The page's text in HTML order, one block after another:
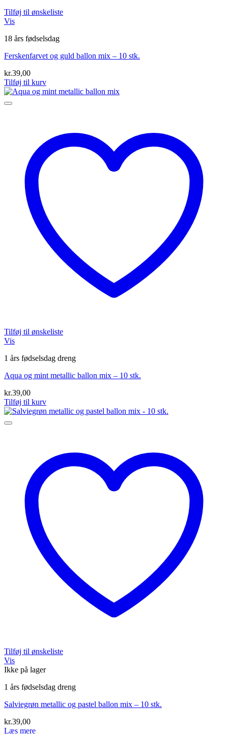
Tilføj til ønskeliste
Vis
18 års fødselsdag
Ferskenfarvet og guld ballon mix – 10 stk.
kr.39,00
Tilføj til kurv
Tilføj til ønskeliste
Vis
1 års fødselsdag dreng
Aqua og mint metallic ballon mix – 10 stk.
kr.39,00
Tilføj til kurv
Tilføj til ønskeliste
Vis
Ikke på lager
1 års fødselsdag dreng
Salviegrøn metallic og pastel ballon mix – 10 stk.
kr.39,00
Læs mere